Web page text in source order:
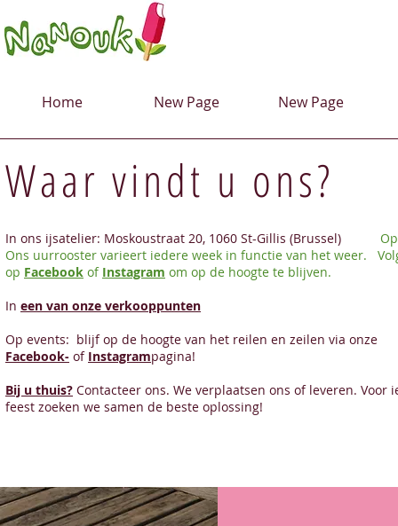
Home New Page New Page
Waar vindt u ons?
In ons ijsatelier: Moskoustraat 20, 1060 St-Gillis (Brussel)
Ons uurrooster varieert iedere week in functie van het weer.
op Facebook of Instagram om op de hoogte te blijven.​
In een van onze verkooppunten
Op events: blijf op de hoogte van het reilen en zeilen via onze
Facebook- of Instagrampagina!
Bij u thuis? Contacteer ons. We verplaatsen ons of leveren. Voor
feest zoeken we samen de beste oplossing!